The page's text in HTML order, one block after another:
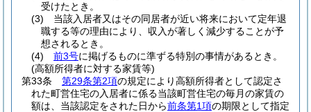
受けたとき。
(3)
当該入居者又はその同居者が近い将来において定年退
職する等の理由により、収入が著しく減少することが予
想されるとき。
(4)
前3号に掲げるものに準ずる特別の事情があるとき。
(高額所得者に対する家賃等)
第33条
第29条第2項の規定により高額所得者として認定さ
れた町営住宅の入居者に係る当該町営住宅の毎月の家賃の
額は、当該認定をされた日から前条第1項の期限として指定